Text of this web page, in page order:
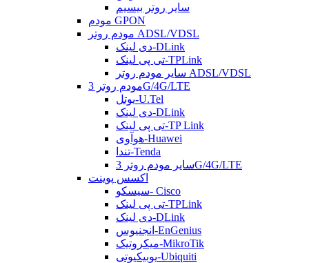
سایر روتر بیسیم
مودم GPON
مودم روتر ADSL/VDSL
دی لینک-DLink
تی پی لینک-TPLink
سایر مودم روتر ADSL/VDSL
مودم روتر 3G/4G/LTE
یوتل-U.Tel
دی لینک-DLink
تی پی لینک-TP Link
هوآوی-Huawei
تندا-Tenda
سایر مودم روتر 3G/4G/LTE
اکسس پوینت
سیسکو- Cisco
تی پی لینک-TPLink
دی لینک-DLink
انجنیوس-EnGenius
میکروتیک-MikroTik
یوبیکیوتی-Ubiquiti